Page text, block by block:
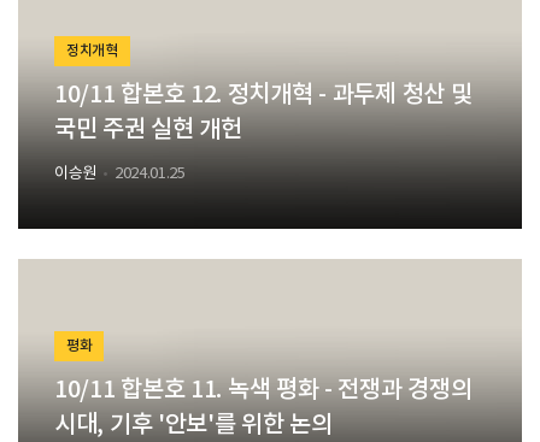
정치개혁
10/11 합본호 12. 정치개혁 - 과두제 청산 및
국민 주권 실현 개헌
이승원 2024.01.25
평화
10/11 합본호 11. 녹색 평화 - 전쟁과 경쟁의
시대, 기후 '안보'를 위한 논의